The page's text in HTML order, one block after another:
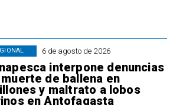
6 de agosto de 2026
interpone denuncias
de ballena en
y maltrato a lobos
en Antofagasta